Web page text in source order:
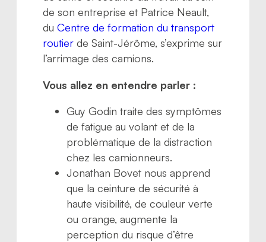
de son entreprise et Patrice Neault,
duCentre de formation du transport
routier de Saint-Jérôme, s’exprime sur
l’arrimage des camions.
Vous allez en entendre parler :
Guy Godin traite des symptômes
de fatigue au volant et de la
problématique de la distraction
chez les camionneurs.
Jonathan Bovet nous apprend
que la ceinture de sécurité à
haute visibilité, de couleur verte
ou orange, augmente la
perception du risque d’être